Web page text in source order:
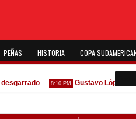
PEÑAS HISTORIA COPA
8:10 PM Gustavo López: "La